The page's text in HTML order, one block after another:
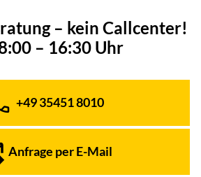
– kein Callcenter!
– 16:30 Uhr
Telefon:
+49 35451 8010
Anfrage per E-Mail